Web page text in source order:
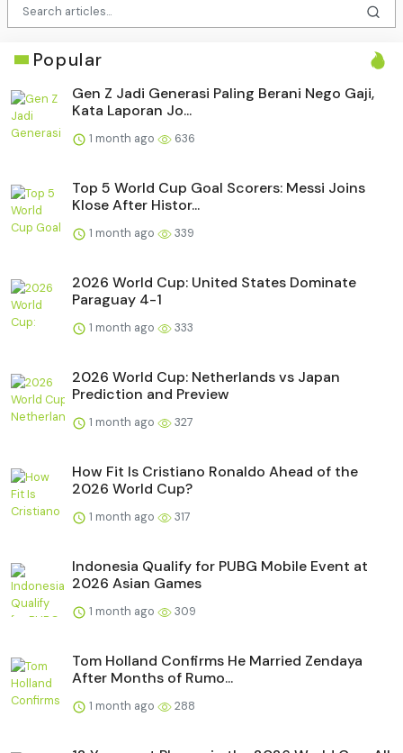
Popular
Gen Z Jadi Generasi Paling Berani Nego Gaji,
Kata Laporan Jo...
1 month ago 636
Top 5 World Cup Goal Scorers: Messi Joins
Klose After Histor...
1 month ago 339
2026 World Cup: United States Dominate
Paraguay 4-1
1 month ago 333
2026 World Cup: Netherlands vs Japan
Prediction and Preview
1 month ago 327
How Fit Is Cristiano Ronaldo Ahead of the
2026 World Cup?
1 month ago 317
Indonesia Qualify for PUBG Mobile Event at
2026 Asian Games
1 month ago 309
Tom Holland Confirms He Married Zendaya
After Months of Rumo...
1 month ago 288